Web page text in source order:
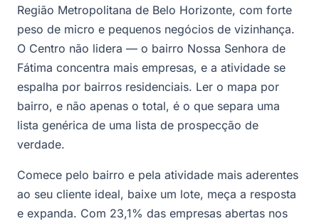
Região Metropolitana de Belo Horizonte, com forte
peso de micro e pequenos negócios de vizinhança.
O Centro não lidera — o bairro Nossa Senhora de
Fátima concentra mais empresas, e a atividade se
espalha por bairros residenciais. Ler o mapa por
bairro, e não apenas o total, é o que separa uma
lista genérica de uma lista de prospecção de
verdade.
Comece pelo bairro e pela atividade mais aderentes
ao seu cliente ideal, baixe um lote, meça a resposta
e expanda. Com 23,1% das empresas abertas nos